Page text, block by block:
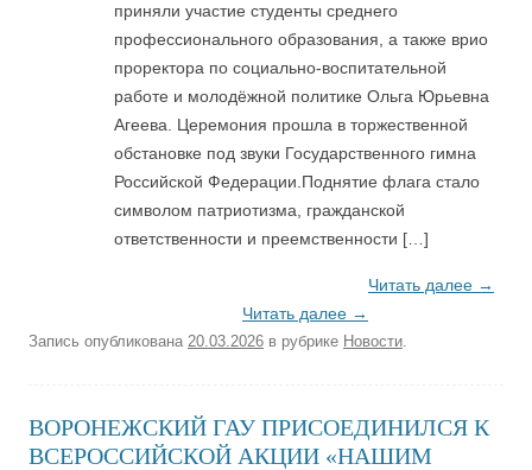
приняли участие студенты среднего
профессионального образования, а также врио
проректора по социально‑воспитательной
работе и молодёжной политике Ольга Юрьевна
Агеева. Церемония прошла в торжественной
обстановке под звуки Государственного гимна
Российской Федерации.Поднятие флага стало
символом патриотизма, гражданской
ответственности и преемственности […]
Читать далее →
Читать далее →
Запись опубликована 20.03.2026 в рубрике Новости.
ВОРОНЕЖСКИЙ ГАУ ПРИСОЕДИНИЛСЯ К
ВСЕРОССИЙСКОЙ АКЦИИ «НАШИМ